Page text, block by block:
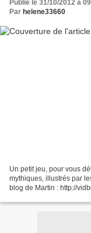
Publié le 31/10/2012 à
Par helene33660
Un petit jeu, pour vous
mythiques, illustrés par
blog de Martin : http://